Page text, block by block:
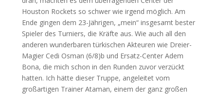
Houston Rockets so schwer wie irgend möglich. Am
Ende gingen dem 23-Jährigen, „mein“ insgesamt bester
Spieler des Turniers, die Kräfte aus. Wie auch all den
anderen wunderbaren türkischen Akteuren wie Dreier-
Magier Cedi Osman (6/8)b und Ersatz-Center Adem
Bona, die mich schon in den Runden zuvor verzückt
hatten. Ich hätte dieser Truppe, angeleitet vom
großartigen Trainer Ataman, einem der ganz großen